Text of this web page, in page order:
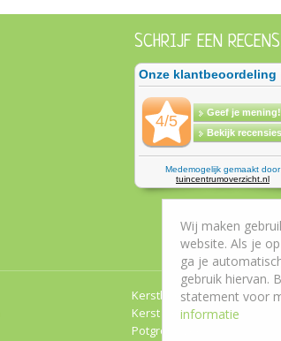
SCHRIJF EEN
Kerstboom Roden
Kerst Groningen
Potgrond Leek
Wij maken
website. Als je
ga je
gebruik hiervan.
statement voor
informatie